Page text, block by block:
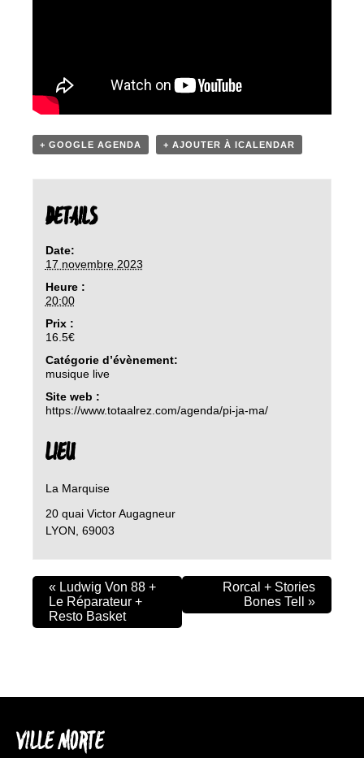
+ GOOGLE AGENDA + AJOUTER À ICALENDAR
DETAILS
Date:
17 novembre 2023
Heure :
20:00
Prix :
16.5€
Catégorie d’évènement:
musique live
Site web :
https://www.totaalrez.com/agenda/pi-ja-ma/
LIEU
La Marquise
20 quai Victor Augagneur
LYON 69003
« Ludwig Von 88 +
Le Réparateur +
Resto Basket
Rorcal + Stories
Bones Tell »
VILLE MORTE